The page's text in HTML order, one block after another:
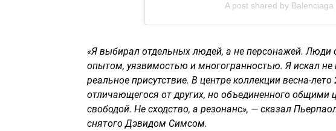
A post shared by
«Я выбирал отдельных людей, а не персонажей.
опытом, уязвимостью и многогранностью. Я искал не
реальное присутствие. В центре коллекции весна-
отличающегося от других, но объединенного общими
свободой. Не сходство, а резонанс», — cказал
снятого Дэвидом Симсом.